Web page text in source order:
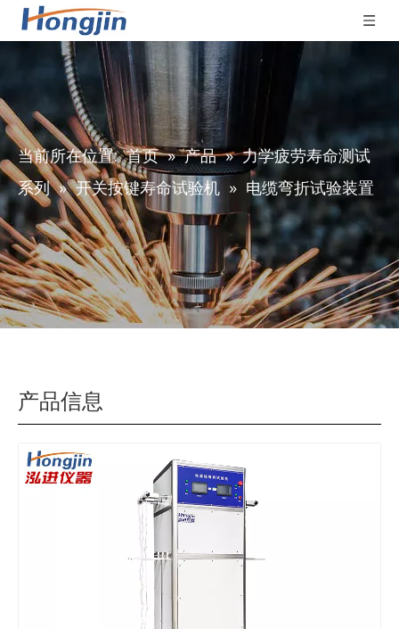
当前所在位置: 首页 » 产品 » 力学疲劳寿命测试
系列 » 开关按键寿命试验机 » 电缆弯折试验装置
产品信息